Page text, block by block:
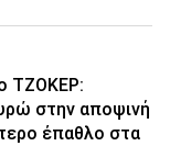
ΤΖΟΚΕΡ:
στην αποψινή
έπαθλο στα